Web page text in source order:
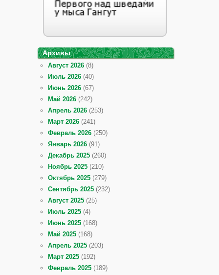
Архивы
Август 2026 (8)
Июль 2026 (40)
Июнь 2026 (67)
Май 2026 (242)
Апрель 2026 (253)
Март 2026 (241)
Февраль 2026 (250)
Январь 2026 (91)
Декабрь 2025 (260)
Ноябрь 2025 (210)
Октябрь 2025 (279)
Сентябрь 2025 (232)
Август 2025 (25)
Июль 2025 (4)
Июнь 2025 (168)
Май 2025 (168)
Апрель 2025 (203)
Март 2025 (192)
Февраль 2025 (189)